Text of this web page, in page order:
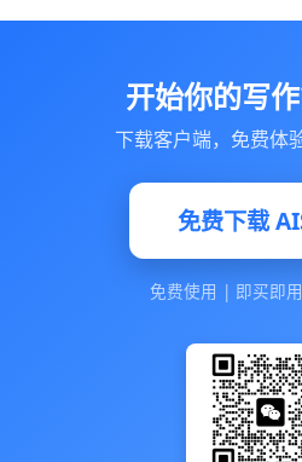
开始你的写
下载客户端，免费体
免费下载
免费使用 | 即买即用